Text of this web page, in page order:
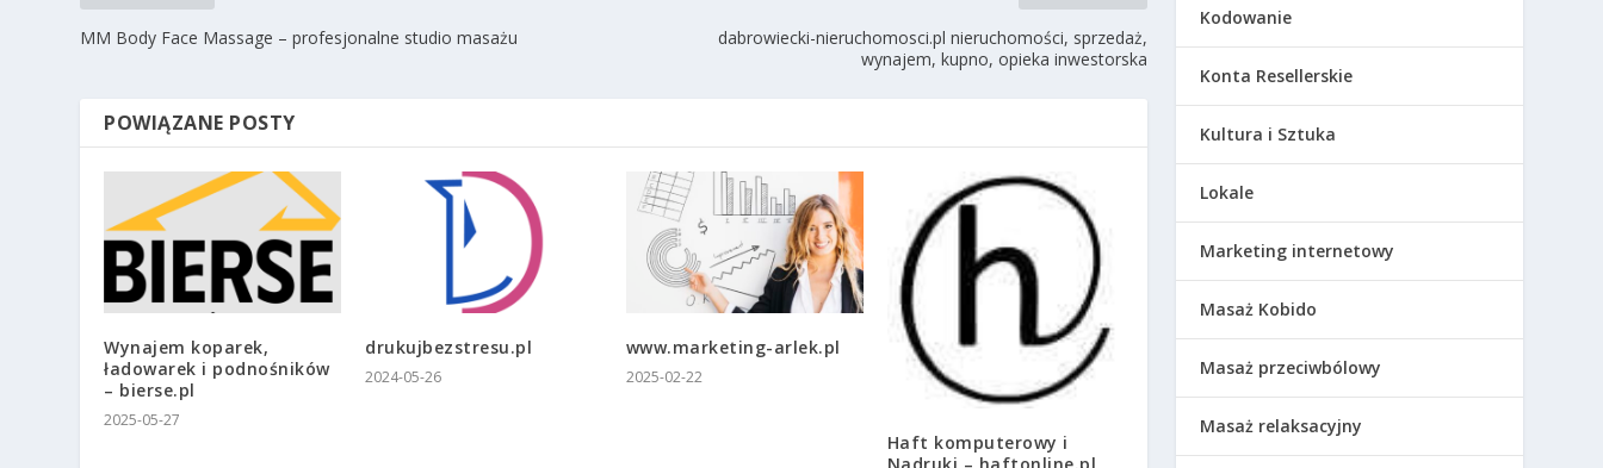
MM Body Face Massage – profesjonalne studio masażu
dabrowiecki-nieruchomosci.pl nieruchomości, sprzedaż,
wynajem, kupno, opieka inwestorska
POWIĄZANE POSTY
Wynajem koparek,
ładowarek i podnośników
– bierse.pl
2025-05-27
drukujbezstresu.pl
2024-05-26
www.marketing-arlek.pl
2025-02-22
Haft komputerowy i
Kodowanie
Konta Resellerskie
Kultura i Sztuka
Lokale
Marketing internetowy
Masaż Kobido
Masaż przeciwbólowy
Masaż relaksacyjny